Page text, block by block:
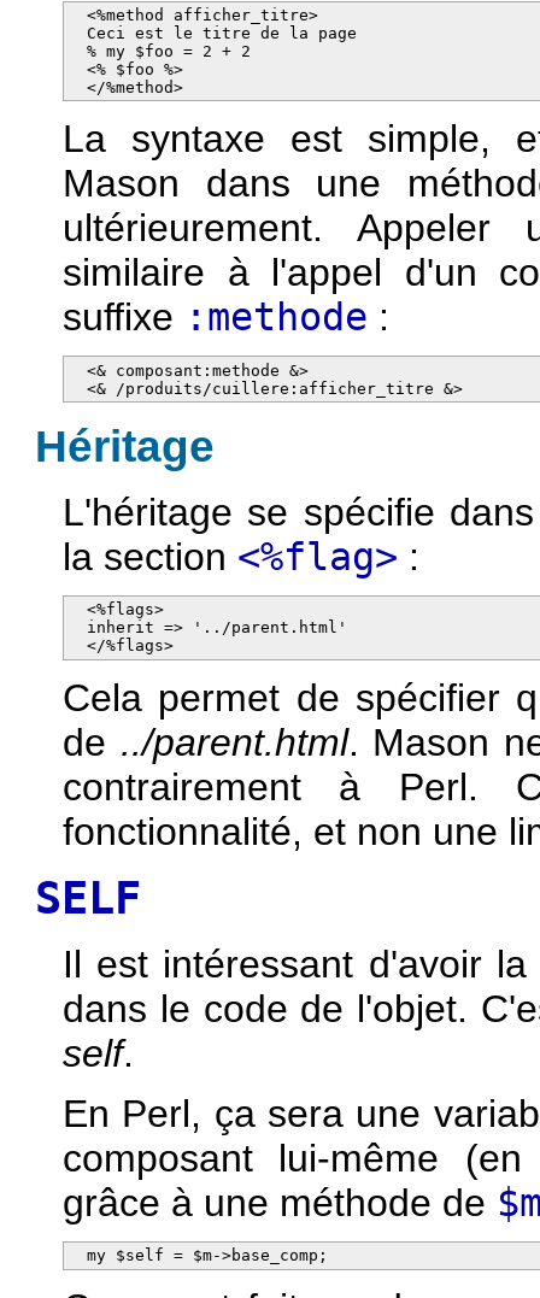
  <%method afficher_titre>
  Ceci est le titre de la page
  % my $foo = 2 + 2
  <% $foo %>
  </%method>
La syntaxe est simple,
Mason dans une
ultérieurement.
similaire à l'appel d'un
suffixe :methode :
  <& composant:methode &>
  <& /produits/cuillere:afficher_titre &>
Héritage
L'héritage se spécifie
la section <%flag> :
  <%flags>
  inherit => '../parent.html'
  </%flags>
Cela permet de spécifier
de ../parent.html. Mason
contrairement à Perl.
fonctionnalité, et non une
SELF
Il est intéressant d'avoir
dans le code de l'objet.
self.
En Perl, ça sera une
composant lui-même
grâce à une méthode de
  my $self = $m->base_comp;